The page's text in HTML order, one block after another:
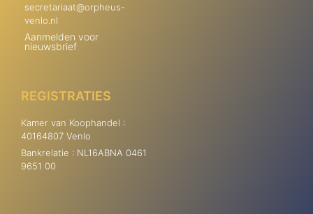
secretariaat@orpheus-
venlo.nl
Aanmelden voor
nieuwsbrief
REGISTRATIES
Kamer van Koophandel :
40164807 Venlo
Bankrelatie : NL16ABNA 0461
9651 00